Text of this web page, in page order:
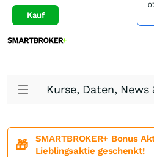
Kauf
Kurse, Daten, News
🎁
SMARTBROKER+ Bonus
Lieblingsaktie geschenkt!